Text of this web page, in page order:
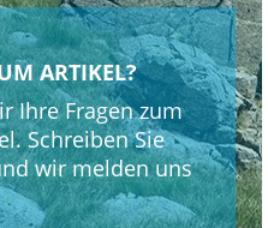
ARTIKEL?
Ihre Fragen zum
Schreiben Sie
wir melden uns